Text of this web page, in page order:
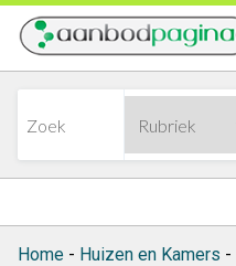
Home - Huizen en Kamers -